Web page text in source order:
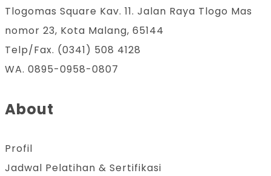
Tlogomas Square Kav. 11. Jalan Raya Tlogo Mas
nomor 23, Kota Malang, 65144
Telp/Fax. (0341) 508 4128
WA. 0895-0958-0807
About
Profil
Jadwal Pelatihan & Sertifikasi